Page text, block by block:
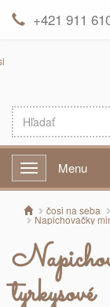
+421 911
Menu Menu
čosi na seba
Napichovačky
tyrkysové